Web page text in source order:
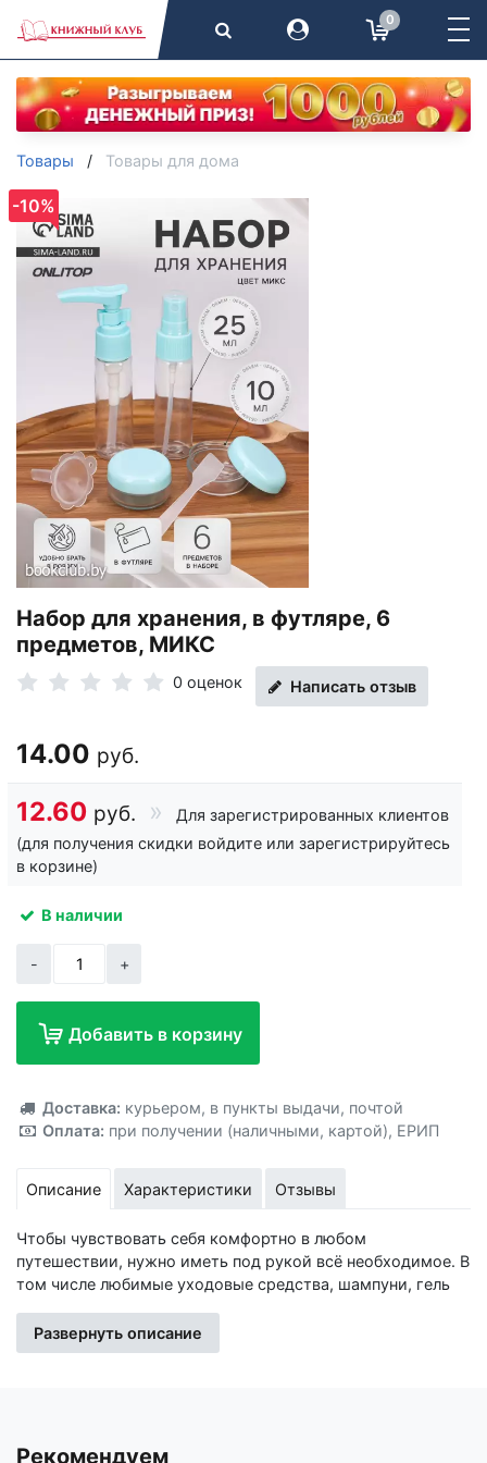
0
Товары Товары для дома
-10%
Набор для хранения, в футляре, 6
предметов, МИКС
0 оценок Написать отзыв
14.00 руб.
12.60 руб.
Для зарегистрированных клиентов
(для получения скидки войдите или зарегистрируйтесь
в корзине)
В наличии
- +
Добавить в корзину
Доставка: курьером, в пункты выдачи, почтой
Оплата: при получении (наличными, картой), ЕРИП
Описание Характеристики Отзывы
Чтобы чувствовать себя комфортно в любом
путешествии, нужно иметь под рукой всё необходимое. В
том числе любимые уходовые средства, шампуни, гель
средства в небольших объёмах: они не займут много
места и будут лёгкими. Все составляющие набора
мл – 2 шт,Лопатка,Воронка,Баночки по 10 гр – 2 шт. Наша
Развернуть описание
Рекомендуем